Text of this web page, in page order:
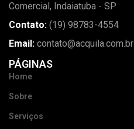
Comercial, Indaiatuba - SP
Contato: (19) 98783-4554
Email: contato@acquila.com.br
PÁGINAS
Home
Sobre
Serviços